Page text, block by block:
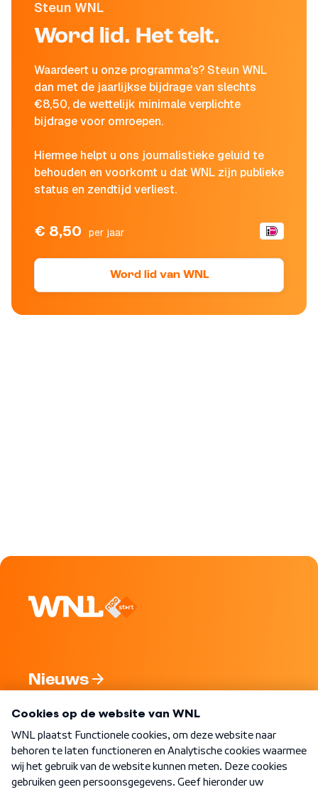
Steun WNL
Word lid. Het telt.
Waardeert u onze programma's? Steun WNL
dan met de jaarlijkse bijdrage van slechts
€8,50, de wettelijk minimale verplichte
bijdrage voor omroepen.
Hiermee helpt u ons journalistieke geluid te
behouden en voorkomt u dat WNL zijn publieke
status en zendtijd verliest.
€ 8,50 per jaar
Word lid van WNL
Nieuws
Nieuwsbrief
Word Lid